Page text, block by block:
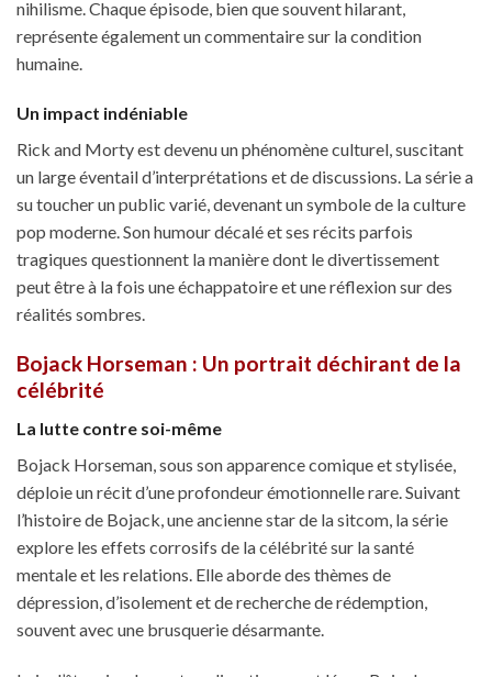
nihilisme. Chaque épisode, bien que souvent hilarant,
représente également un commentaire sur la condition
humaine.
Un impact indéniable
Rick and Morty est devenu un phénomène culturel, suscitant
un large éventail d’interprétations et de discussions. La série a
su toucher un public varié, devenant un symbole de la culture
pop moderne. Son humour décalé et ses récits parfois
tragiques questionnent la manière dont le divertissement
peut être à la fois une échappatoire et une réflexion sur des
réalités sombres.
Bojack Horseman : Un portrait déchirant de la
célébrité
La lutte contre soi-même
Bojack Horseman, sous son apparence comique et stylisée,
déploie un récit d’une profondeur émotionnelle rare. Suivant
l’histoire de Bojack, une ancienne star de la sitcom, la série
explore les effets corrosifs de la célébrité sur la santé
mentale et les relations. Elle aborde des thèmes de
dépression, d’isolement et de recherche de rédemption,
souvent avec une brusquerie désarmante.